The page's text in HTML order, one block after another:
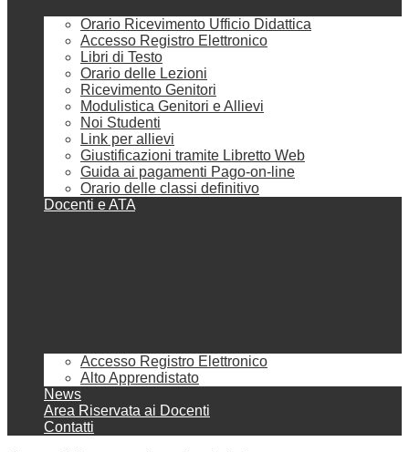
Orario Ricevimento Ufficio Didattica
Accesso Registro Elettronico
Libri di Testo
Orario delle Lezioni
Ricevimento Genitori
Modulistica Genitori e Allievi
Noi Studenti
Link per allievi
Giustificazioni tramite Libretto Web
Guida ai pagamenti Pago-on-line
Orario delle classi definitivo
Docenti e ATA
Accesso Registro Elettronico
Alto Apprendistato
News
Area Riservata ai Docenti
Contatti